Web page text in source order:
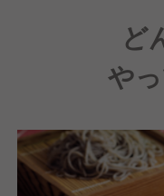
ど
や